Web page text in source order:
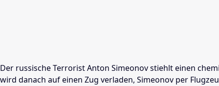
Der russische Terrorist Anton Simeonov stiehlt einen
wird danach auf einen Zug verladen, Simeonov per